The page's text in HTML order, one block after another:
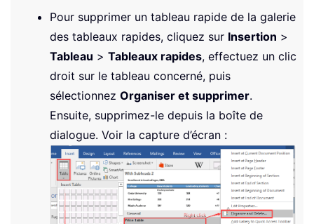
Pour supprimer un tableau rapide de la galerie
des tableaux rapides, cliquez sur Insertion >
Tableau > Tableaux rapides, effectuez un clic
droit sur le tableau concerné, puis
sélectionnez Organiser et supprimer.
Ensuite, supprimez-le depuis la boîte de
dialogue. Voir la capture d’écran :